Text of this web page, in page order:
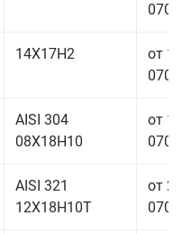
14Х17Н2
от
AISI 304
08Х18Н10
от
AISI 321
12Х18Н10Т
от